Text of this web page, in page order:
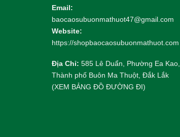
Email:
baocaosubuonmathuot47@gmail.com
Website:
https://shopbaocaosubuonmathuot.com
Địa Chỉ: 585 Lê Duẩn, Phường Ea Kao,
Thành phố Buôn Ma Thuột, Đắk Lắk
(XEM BẢNG ĐỒ ĐƯỜNG ĐI)